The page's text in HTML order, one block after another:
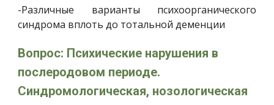
-Различные варианты психоорганического
синдрома вплоть до тотальной деменции
Вопрос: Психические нарушения в
послеродовом периоде.
Синдромологическая, нозологическая